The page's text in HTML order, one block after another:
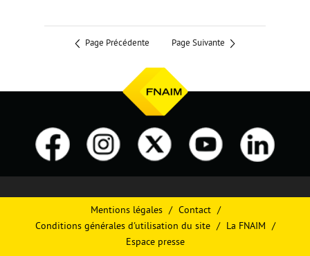
Page Précédente Page Suivante
Mentions légales
Contact
Conditions générales d'utilisation du site
La FNAIM
Espace presse